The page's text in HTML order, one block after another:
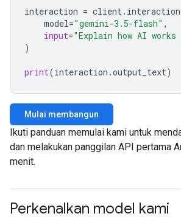
interaction = client.
model="gemini-3.5-flash" ,
input="Explain how AI
)
print(interaction .output_text)
Mulai membangun
Ikuti panduan memulai kami untuk
dan melakukan panggilan API pertama
menit.
Perkenalkan model kami